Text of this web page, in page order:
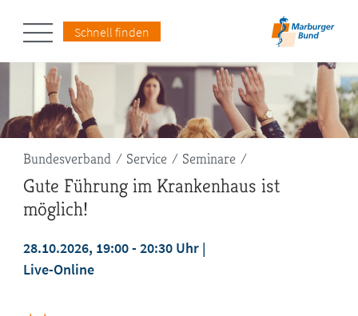
Schnell finden
Pfadnavigation
Bundesverband Service Seminare
Gute Führung im Krankenhaus ist
möglich!
28.10.2026, 19:00 - 20:30 Uhr
Live-Online